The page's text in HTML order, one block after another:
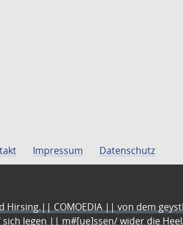
Impressum Datenschutz
Hirsing.|| COMOEDIA || von dem
legen || m#[ue]ssen/ wider die